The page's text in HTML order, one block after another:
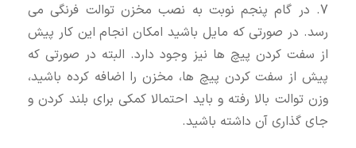
7. در گام پنجم نوبت به نصب مخزن توالت فرنگی می
رسد. در صورتی که مایل باشید امکان انجام این کار پیش
از سفت کردن پیچ ها نیز وجود دارد. البته در صورتی که
پیش از سفت کردن پیچ ها، مخزن را اضافه کرده باشید،
وزن توالت بالا رفته و باید احتمالا کمکی برای بلند کردن و
جای گذاری آن داشته باشید.